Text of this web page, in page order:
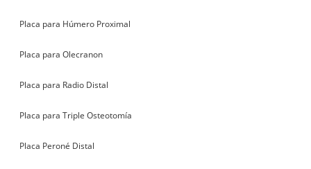
Placa para Húmero Proximal
Placa para Olecranon
Placa para Radio Distal
Placa para Triple Osteotomía
Placa Peroné Distal